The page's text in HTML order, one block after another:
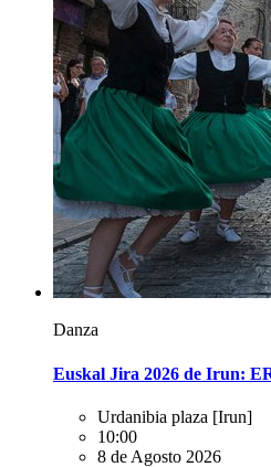
Danza
Euskal Jira 2026 de Irun:
Urdanibia plaza [Irun]
10:00
8 de Agosto 2026